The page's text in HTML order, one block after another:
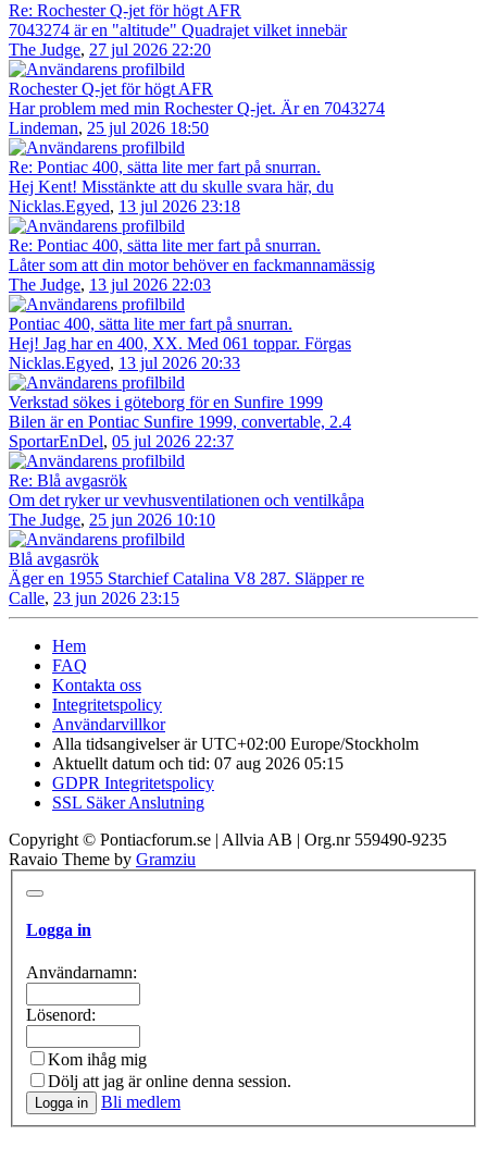
Re: Rochester Q-jet för högt AFR
7043274 är en "altitude" Quadrajet vilket innebär
The Judge, 27 jul 2026 22:20
Rochester Q-jet för högt AFR
Har problem med min Rochester Q-jet. Är en 7043274
Lindeman, 25 jul 2026 18:50
Re: Pontiac 400, sätta lite mer fart på snurran.
Hej Kent! Misstänkte att du skulle svara här, du
Nicklas.Egyed, 13 jul 2026 23:18
Re: Pontiac 400, sätta lite mer fart på snurran.
Låter som att din motor behöver en fackmannamässig
The Judge, 13 jul 2026 22:03
Pontiac 400, sätta lite mer fart på snurran.
Hej! Jag har en 400, XX. Med 061 toppar. Förgas
Nicklas.Egyed, 13 jul 2026 20:33
Verkstad sökes i göteborg för en Sunfire 1999
Bilen är en Pontiac Sunfire 1999, convertable, 2.4
SportarEnDel, 05 jul 2026 22:37
Re: Blå avgasrök
Om det ryker ur vevhusventilationen och ventilkåpa
The Judge, 25 jun 2026 10:10
Blå avgasrök
Äger en 1955 Starchief Catalina V8 287. Släpper re
Calle, 23 jun 2026 23:15
Hem
FAQ
Kontakta oss
Integritetspolicy
Användarvillkor
Alla tidsangivelser är UTC+02:00 Europe/Stockholm
Aktuellt datum och tid: 07 aug 2026 05:15
GDPR Integritetspolicy
SSL Säker Anslutning
Copyright © Pontiacforum.se | Allvia AB | Org.nr 559490-9235
Ravaio Theme by Gramziu
Logga in
Användarnamn:
Lösenord:
Kom ihåg mig
Dölj att jag är online denna session.
Bli medlem